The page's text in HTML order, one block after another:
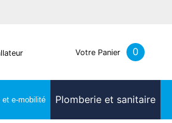
Votre Panier 0
et e-mobilité Plomberie et sanitaire